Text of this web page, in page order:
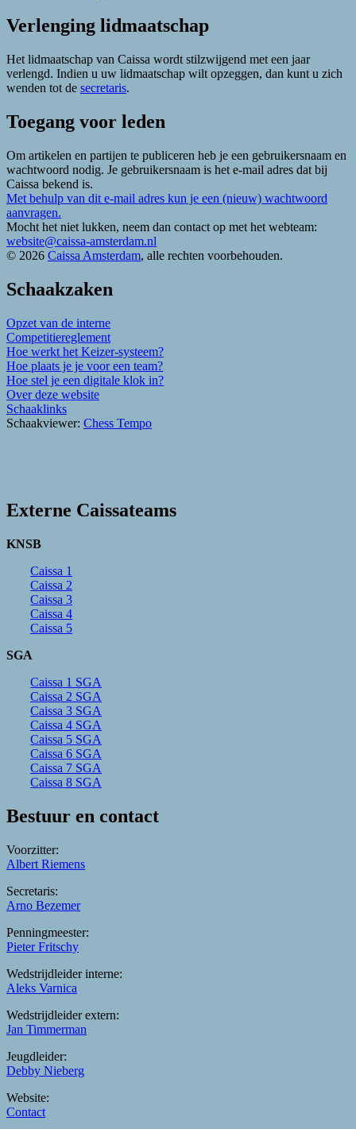
Verlenging lidmaatschap
Het lidmaatschap van Caissa wordt stilzwijgend met een jaar
verlengd. Indien u uw lidmaatschap wilt opzeggen, dan kunt u zich
wenden tot de secretaris.
Toegang voor leden
Om artikelen en partijen te publiceren heb je een gebruikersnaam en
wachtwoord nodig. Je gebruikersnaam is het e-mail adres dat bij
Caissa bekend is.
Met behulp van dit e-mail adres kun je een (nieuw) wachtwoord
aanvragen.
Mocht het niet lukken, neem dan contact op met het webteam:
website@caissa-amsterdam.nl
© 2026 Caissa Amsterdam, alle rechten voorbehouden.
Schaakzaken
Opzet van de interne
Competitiereglement
Hoe werkt het Keizer-systeem?
Hoe plaats je je voor een team?
Hoe stel je een digitale klok in?
Over deze website
Schaaklinks
Schaakviewer: Chess Tempo
Externe Caissateams
KNSB
Caissa 1
Caissa 2
Caissa 3
Caissa 4
Caissa 5
SGA
Caissa 1 SGA
Caissa 2 SGA
Caissa 3 SGA
Caissa 4 SGA
Caissa 5 SGA
Caissa 6 SGA
Caissa 7 SGA
Caissa 8 SGA
Bestuur en contact
Voorzitter:
Albert Riemens
Secretaris:
Arno Bezemer
Penningmeester:
Pieter Fritschy
Wedstrijdleider interne:
Aleks Varnica
Wedstrijdleider extern:
Jan Timmerman
Jeugdleider:
Debby Nieberg
Website:
Contact